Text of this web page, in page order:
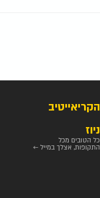
הקריאייטיב
ניוז
כל הטובים מכל
התקופות, אצלך במייל ←